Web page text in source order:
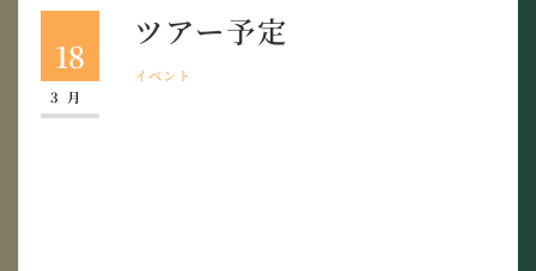
18
3月
ツアー予定
イベント